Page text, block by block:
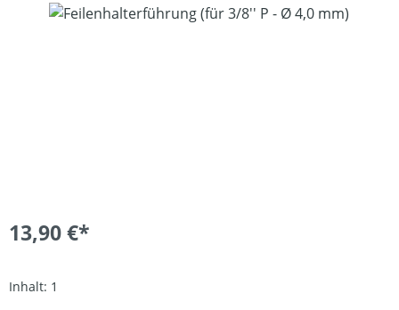
Bildergalerie überspringen
13,90 €*
Inhalt: 1